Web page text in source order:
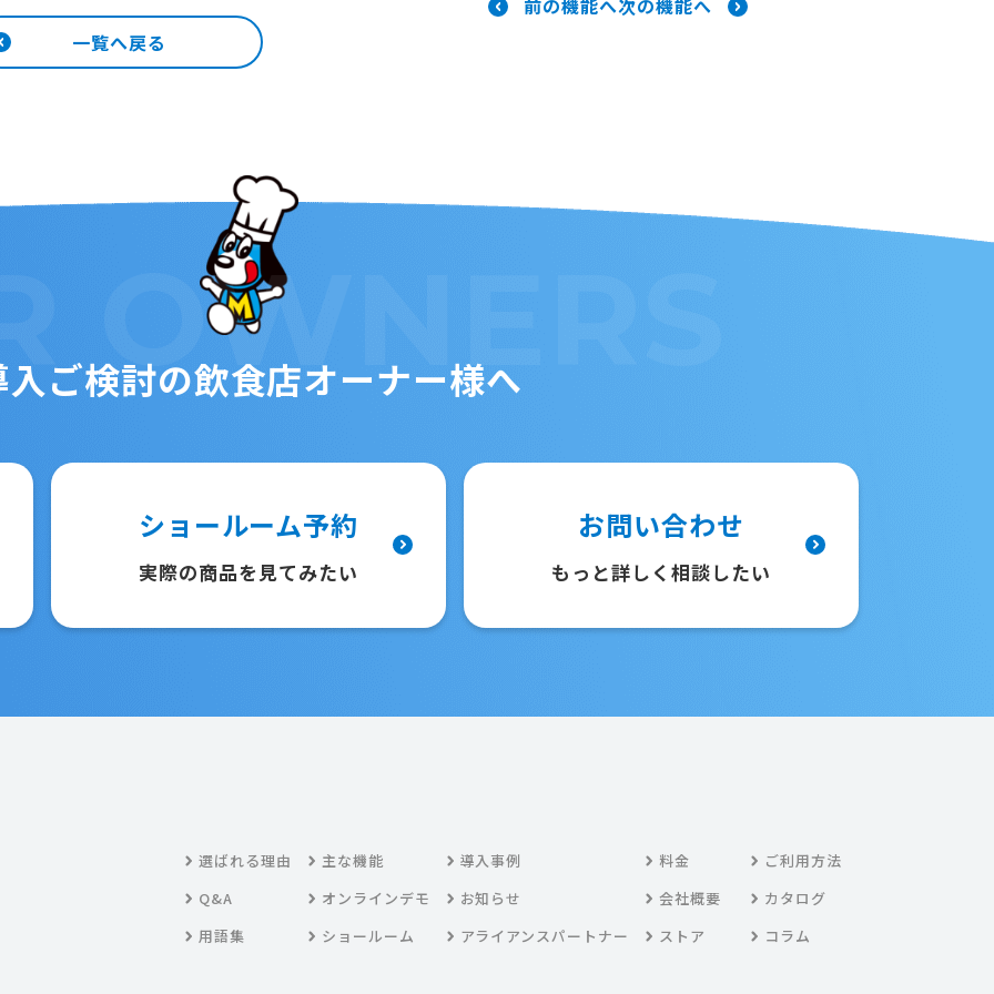
一覧へ戻る
前の機能へ次の機能へ
入ご検討の飲食店オーナー様へ
OWNERS
ショールーム予約
実際の商品を見てみたい
お問い合わせ
もっと詳しく相談したい
選ばれる理由 主な機能 導入事例 料金
ご利用方法
Q&A
オンラインデモ お知らせ 会社概要
カタログ
用語集
ショールーム アライアンスパートナー ストア コラム